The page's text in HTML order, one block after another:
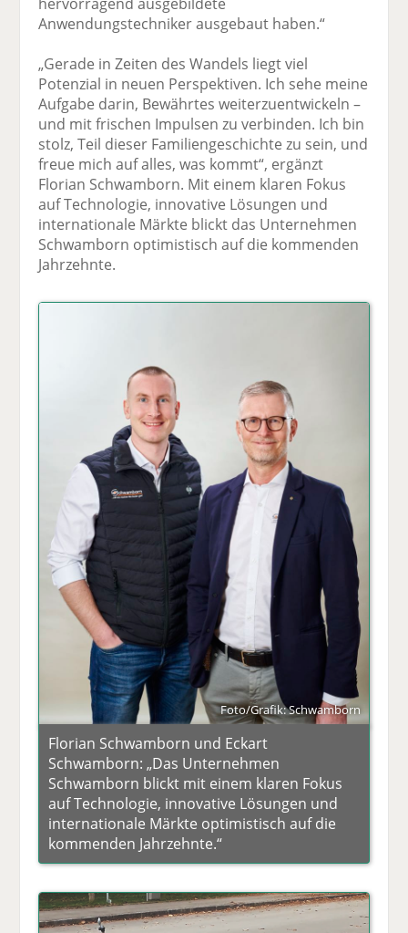
Anwendungstechniker ausgebaut haben.“
„Gerade in Zeiten des Wandels liegt viel
Potenzial in neuen Perspektiven. Ich sehe meine
Aufgabe darin, Bewährtes weiterzuentwickeln –
und mit frischen Impulsen zu verbinden. Ich bin
stolz, Teil dieser Familiengeschichte zu sein, und
freue mich auf alles, was kommt“, ergänzt
Florian Schwamborn. Mit einem klaren Fokus
auf Technologie, innovative Lösungen und
internationale Märkte blickt das Unternehmen
Schwamborn optimistisch auf die kommenden
Jahrzehnte.
Foto/Grafik: Schwamborn
Florian Schwamborn und Eckart
Schwamborn: „Das Unternehmen
Schwamborn blickt mit einem klaren Fokus
auf Technologie, innovative Lösungen und
internationale Märkte optimistisch auf die
kommenden Jahrzehnte.“